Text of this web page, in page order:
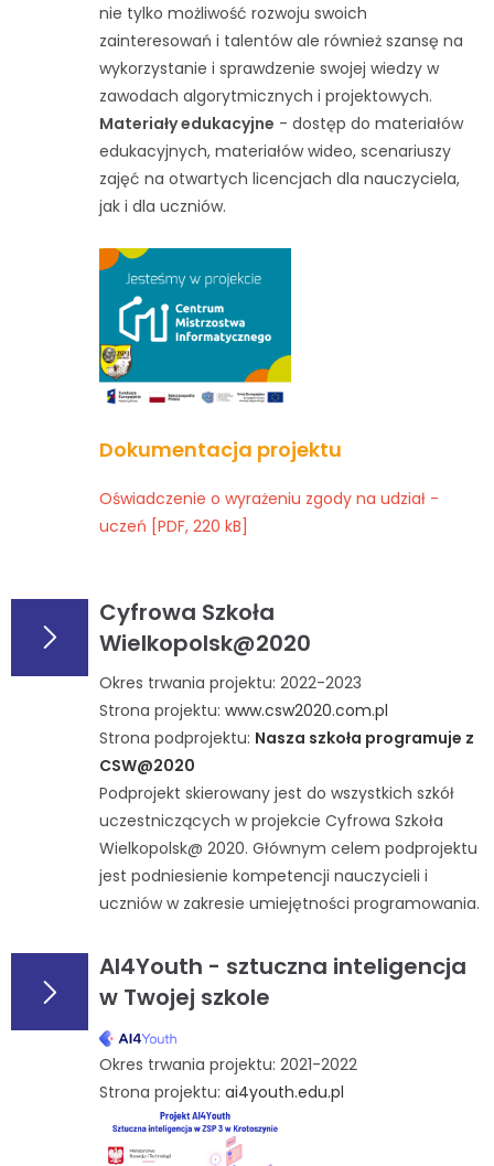
nie tylko możliwość rozwoju swoich
zainteresowań i talentów ale również szansę na
wykorzystanie i sprawdzenie swojej wiedzy w
zawodach algorytmicznych i projektowych.
Materiały edukacyjne - dostęp do materiałów
edukacyjnych, materiałów wideo, scenariuszy
zajęć na otwartych licencjach dla nauczyciela,
jak i dla uczniów.
Dokumentacja projektu
Oświadczenie o wyrażeniu zgody na udział -
uczeń [PDF, 220 kB]
Cyfrowa Szkoła
Wielkopolsk@2020
Okres trwania projektu: 2022-2023
Strona projektu: www.csw2020.com.pl
Strona podprojektu: Nasza szkoła programuje z
CSW@2020
Podprojekt skierowany jest do wszystkich szkół
uczestniczących w projekcie Cyfrowa Szkoła
Wielkopolsk@ 2020. Głównym celem podprojektu
jest podniesienie kompetencji nauczycieli i
uczniów w zakresie umiejętności programowania.
AI4Youth - sztuczna inteligencja
w Twojej szkole
Okres trwania projektu: 2021-2022
Strona projektu: ai4youth.edu.pl